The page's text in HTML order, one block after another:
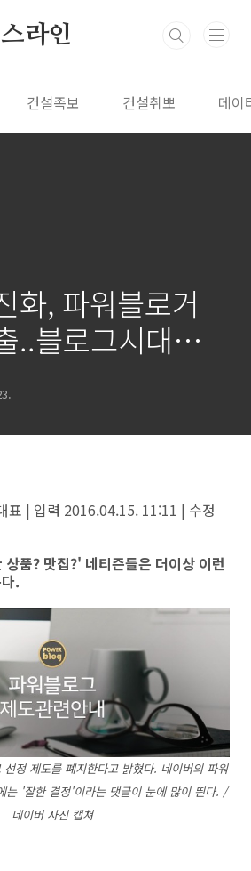
라인
건설족보 건설취뽀 데이
화, 파워블로거
..블로그시대의
표 | 입력 2016.04.15. 11:11 | 수정
품? 맛집?' 네티즌들은 더이상 이런
.
정 제도를 폐지한다고 밝혔다. 네이버의 파워
는 '잘한 결정'이라는 댓글이 눈에 많이 띈다. /
네이버 사진 캡쳐